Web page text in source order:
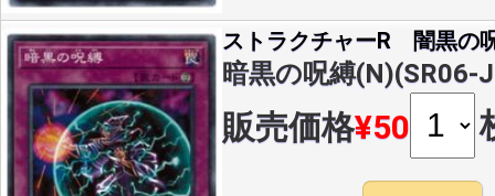
ストラクチャーR 闇黒の
暗黒の呪縛(N)(SR06-
販売価格¥50